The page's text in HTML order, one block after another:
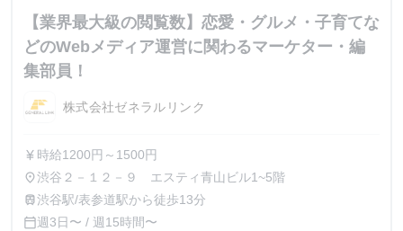
【業界最大級の閲覧数】恋愛・グルメ・子育てな
どのWebメディア運営に関わるマーケター・編
集部員！
株式会社ゼネラルリンク
currency_yen 時給1200円～1500円
place渋谷２－１２－９ エスティ青山ビル1~5階
train渋谷駅/表参道駅から徒歩13分
calendar_today週3日〜 / 週15時間〜